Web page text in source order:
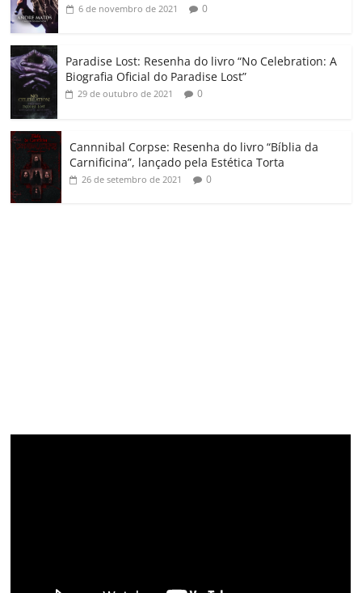
6 de novembro de 2021 0
Paradise Lost: Resenha do livro “No Celebration: A
Biografia Oficial do Paradise Lost”
29 de outubro de 2021 0
Cannnibal Corpse: Resenha do livro “Bíblia da
Carnificina”, lançado pela Estética Torta
26 de setembro de 2021 0